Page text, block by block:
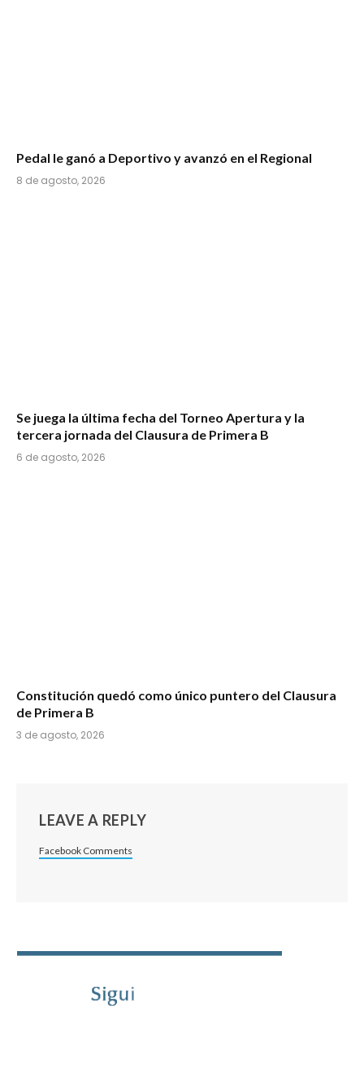
Pedal le ganó a Deportivo y avanzó en el Regional
8 de agosto, 2026
Se juega la última fecha del Torneo Apertura y la
tercera jornada del Clausura de Primera B
6 de agosto, 2026
Constitución quedó como único puntero del Clausura
de Primera B
3 de agosto, 2026
LEAVE A REPLY
Facebook Comments